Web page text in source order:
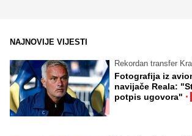
NAJNOVIJE VIJESTI
Rekordan transfer
Fotografija iz
navijače Reala:
potpis ugovora" ·